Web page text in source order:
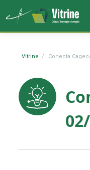
Vitrine Conecta